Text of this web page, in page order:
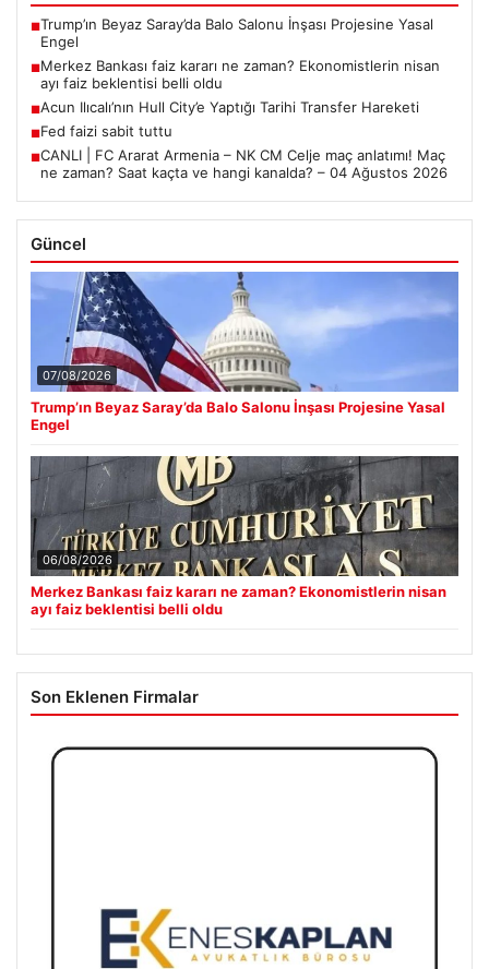
■Trump’ın Beyaz Saray’da Balo Salonu İnşası Projesine Yasal
Engel
■Merkez Bankası faiz kararı ne zaman? Ekonomistlerin nisan
ayı faiz beklentisi belli oldu
■Acun Ilıcalı’nın Hull City’e Yaptığı Tarihi Transfer Hareketi
■Fed faizi sabit tuttu
■CANLI | FC Ararat Armenia – NK CM Celje maç anlatımı! Maç
ne zaman? Saat kaçta ve hangi kanalda? – 04 Ağustos 2026
Güncel
07/08/2026
Trump’ın Beyaz Saray’da Balo Salonu İnşası Projesine Yasal
Engel
06/08/2026
Merkez Bankası faiz kararı ne zaman? Ekonomistlerin nisan
ayı faiz beklentisi belli oldu
Son Eklenen Firmalar